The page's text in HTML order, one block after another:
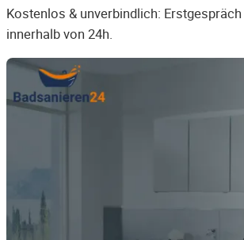
Kostenlos & unverbindlich:
innerhalb von 24h.